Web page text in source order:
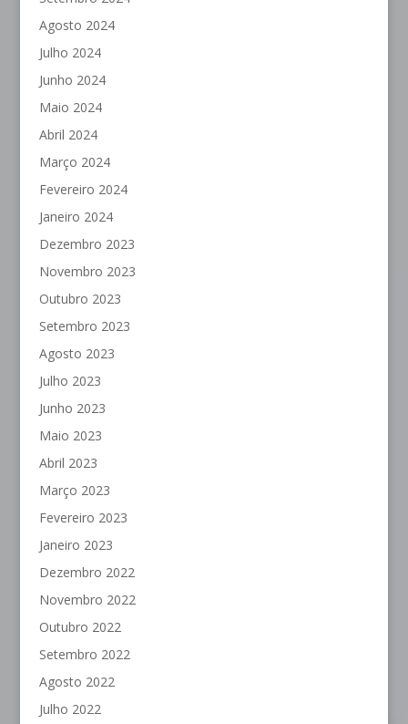
Agosto 2024
Julho 2024
Junho 2024
Maio 2024
Abril 2024
Março 2024
Fevereiro 2024
Janeiro 2024
Dezembro 2023
Novembro 2023
Outubro 2023
Setembro 2023
Agosto 2023
Julho 2023
Junho 2023
Maio 2023
Abril 2023
Março 2023
Fevereiro 2023
Janeiro 2023
Dezembro 2022
Novembro 2022
Outubro 2022
Setembro 2022
Agosto 2022
Julho 2022